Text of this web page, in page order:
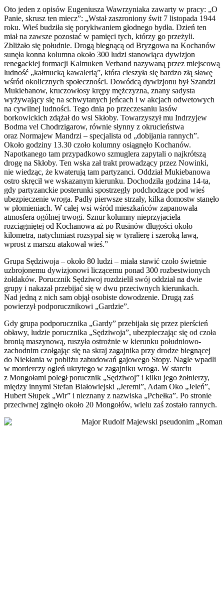
Oto jeden z opisów Eugeniusza Wawrzyniaka zawarty w pracy: „O
Panie, skrusz ten miecz”: „Wstał zaszroniony świt 7 listopada 1944
roku. Wieś budziła się porykiwaniem głodnego bydła. Dzień ten
miał na zawsze pozostać w pamięci tych, którzy go przeżyli.
Zbliżało się południe. Drogą biegnącą od Bryzgowa na Kochanów
sunęła konna kolumna około 300 ludzi stanowiąca dywizjon
renegackiej formacji Kalmuken Verband nazywaną przez miejscową
ludność „kałmucką kawalerią”, która cieszyła się bardzo złą sławę
wśród okolicznych społeczności. Dowódcą dywizjonu był Szandzi
Mukiebanow, kruczowłosy krępy mężczyzna, znany sadysta
wyżywający się na schwytanych jeńcach i w akcjach odwetowych
na cywilnej ludności. Tego dnia po przeczesaniu lasów
borkowickich zdążał do wsi Skłoby. Towarzyszył mu Indrzyjew
Bodma vel Chodrzigarow, równie słynny z okrucieństwa
oraz Normajew Mandrzi – specjalista od „dobijania rannych”.
Około godziny 13.30 czoło kolumny osiągnęło Kochanów.
Napotkanego tam przypadkowo szmuglera zapytali o najkrótszą
drogę na Skłoby. Ten wska zał trakt prowadzący przez Nowinki,
nie wiedząc, że kwaterują tam partyzanci. Oddział Mukiebanowa
ostro skręcił we wskazanym kierunku. Dochodziła godzina 14-ta,
gdy partyzanckie posterunki spostrzegły podchodzące pod wieś
ubezpieczenie wroga. Padły pierwsze strzały, kilka domostw stanęło
w płomieniach. W całej wsi wśród mieszkańców zapanowała
atmosfera ogólnej trwogi. Sznur kolumny nieprzyjaciela
rozciągniętej od Kochanowa aż po Rusinów długości około
kilometra, natychmiast rozsypał się w tyralierę i szeroką ławą,
wprost z marszu atakował wieś.”
Grupa Sędziwoja – około 80 ludzi – miała stawić czoło świetnie
uzbrojonemu dywizjonowi liczącemu ponad 300 rozbestwionych
żołdaków. Porucznik Sędziwoj rozdzielił swój oddział na dwie
grupy i nakazał przebijać się w dwu przeciwnych kierunkach.
Nad jedną z nich sam objął osobiste dowodzenie. Drugą zaś
powierzył podporucznikowi „Gardzie”.
Gdy grupa podporucznika „Gardy” przebijała się przez pierścień
obławy, ludzie porucznika „Sędziwoja”, ubezpieczając się od czoła
bronią maszynową, ruszyła ostrożnie w kierunku południowo-
zachodnim czołgając się na skraj zagajnika przy drodze biegnącej
do Niekłania w pobliżu zabudowań gajowego Stopy. Nagle wpadli
w morderczy ogień ukrytego w zagajniku wroga. W starciu
z Mongołami poległ porucznik „Sędziwoj” i kilku jego żołnierzy,
między innymi Stefan Białowiejski „Jeremi”, Adam Oko „Jeleń”,
Hubert Słupek „Wir” i nieznany z nazwiska „Pchełka”. Po stronie
przeciwnej zginęło około 20 Mongołów, wielu zaś zostało rannych.